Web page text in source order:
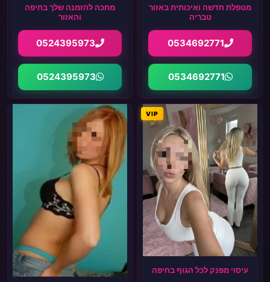
מטפלת חדשה ואיכותית באזור
טבריה
0534692771
0534692771
מחכה להזמנה שלך בחיפה
והאזור
0524395973
0524395973
VIP
עיסוי מפנק לכל הגוף בחיפה